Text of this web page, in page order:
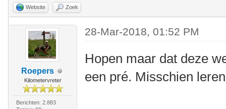
Website Zoek
Roepers
Kilometervreter
Berichten: 2.883
28-Mar-2018, 01:52 PM
Hopen maar dat deze
een pré. Misschien